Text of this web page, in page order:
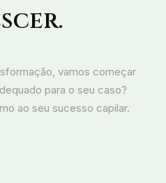
vamos começar
para o seu caso?
ao seu sucesso capilar.